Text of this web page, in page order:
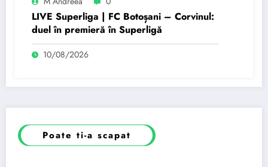
LIVE Superliga | FC Botoșani – Corvinul:
duel în premieră în Superligă
10/08/2026
Poate ti-a scapat